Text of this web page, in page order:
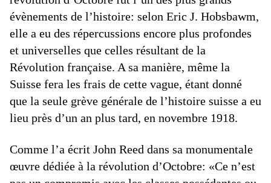
évènements de l’histoire: selon Eric J. Hobsbawm,
elle a eu des répercussions encore plus profondes
et universelles que celles résultant de la
Révolution française. A sa manière, même la
Suisse fera les frais de cette vague, étant donné
que la seule grève générale de l’histoire suisse a eu
lieu près d’un an plus tard, en novembre 1918.
Comme l’a écrit John Reed dans sa monumentale
œuvre dédiée à la révolution d’Octobre: «Ce n’est